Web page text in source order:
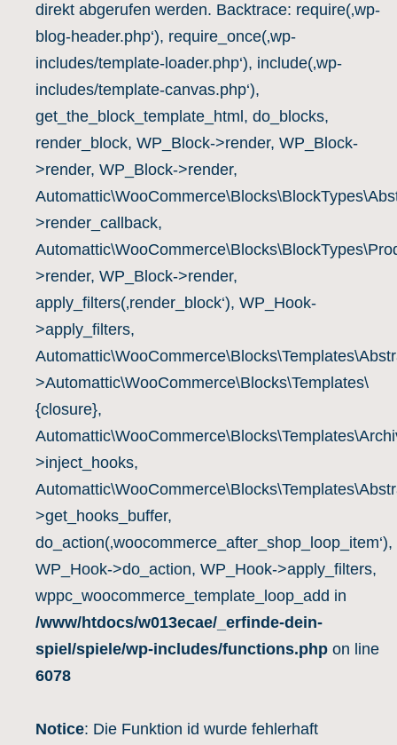
direkt abgerufen werden. Backtrace: require(‚wp-
blog-header.php‘), require_once(‚wp-
includes/template-loader.php‘), include(‚wp-
includes/template-canvas.php‘),
get_the_block_template_html, do_blocks,
render_block, WP_Block->render, WP_Block-
>render, WP_Block->render,
>render_callback,
>render, WP_Block->render,
apply_filters(‚render_block‘), WP_Hook-
>apply_filters,
>Automattic\WooCommerce\Blocks\Templates\
{closure},
>inject_hooks,
>get_hooks_buffer,
do_action(‚woocommerce_after_shop_loop_item‘),
WP_Hook->do_action, WP_Hook->apply_filters,
wppc_woocommerce_template_loop_add in
/www/htdocs/w013ecae/_erfinde-dein-
spiel/spiele/wp-includes/functions.php on line
6078
Notice: Die Funktion id wurde fehlerhaft